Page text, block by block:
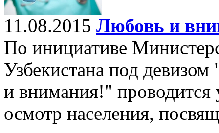
11.08.2015 Любовь и
По инициативе
Узбекистана под девизом
и внимания!"
осмотр населения,